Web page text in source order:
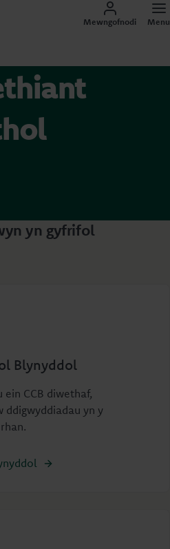
Mewngofnodi Menu
yn gyfrifol
Blynyddol
CCB diwethaf,
ddigwyddiadau yn y